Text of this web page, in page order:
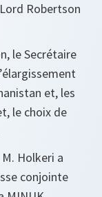
Robertson
le Secrétaire
et, les
le choix de
Holkeri a
conjointe